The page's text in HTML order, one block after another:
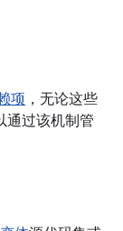
项 ，无论这些
通过该机制管